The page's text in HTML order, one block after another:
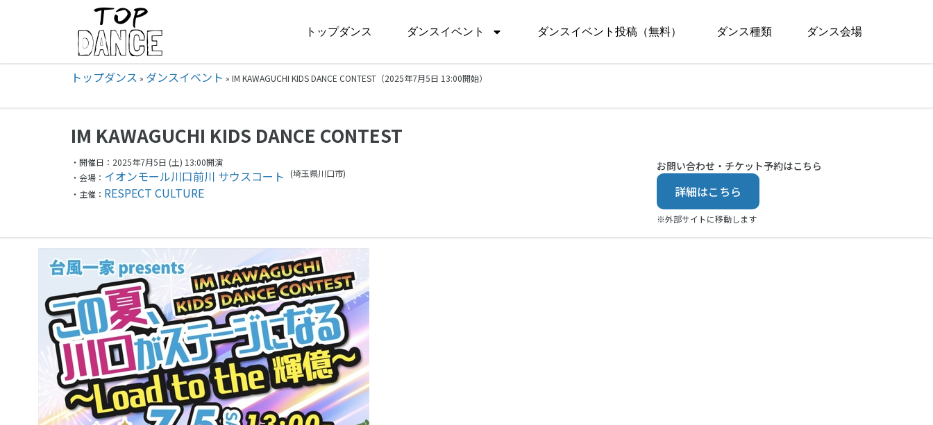
トップダンス ダンスイベント ダンスイベント投稿（無料） ダンス種類 ダンス会場
トップダンス » ダンスイベント » IM KAWAGUCHI KIDS DANCE CONTEST（2025年7月5日 13:00開始）
IM KAWAGUCHI KIDS DANCE CONTEST
・開催日：2025年7月5日 (土) 13:00開演
・会場： イオンモール川口前川 サウスコート (埼玉県川口市)
・主催： RESPECT CULTURE
お問い合わせ・チケット予約はこちら
詳細はこちら
※外部サイトに移動します